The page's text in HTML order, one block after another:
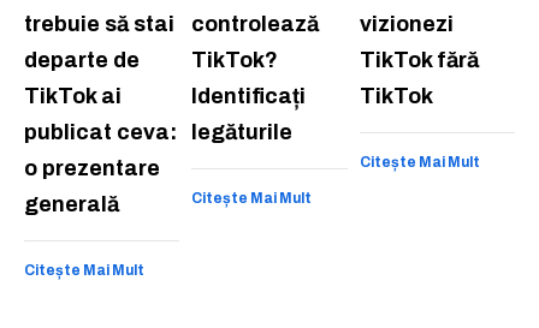
trebuie să stai
departe de
TikTok ai
publicat ceva:
o prezentare
generală
Citește Mai Mult
controlează
TikTok?
Identificați
legăturile
Citește Mai Mult
vizionezi
TikTok fără
TikTok
Citește Mai Mult